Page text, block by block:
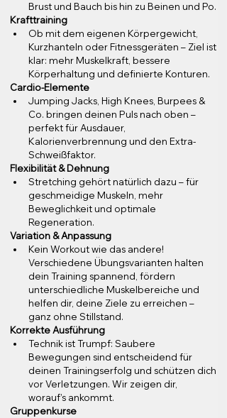
Brust und Bauch bis hin zu Beinen und Po.
Krafttraining
Ob mit dem eigenen Körpergewicht,
Kurzhanteln oder Fitnessgeräten – Ziel ist
klar: mehr Muskelkraft, bessere
Körperhaltung und definierte Konturen.
Cardio-Elemente
Jumping Jacks, High Knees, Burpees &
Co. bringen deinen Puls nach oben –
perfekt für Ausdauer,
Kalorienverbrennung und den Extra-
Schweißfaktor.
Flexibilität & Dehnung
Stretching gehört natürlich dazu – für
geschmeidige Muskeln, mehr
Beweglichkeit und optimale
Regeneration.
Variation & Anpassung
Kein Workout wie das andere!
Verschiedene Übungsvarianten halten
dein Training spannend, fördern
unterschiedliche Muskelbereiche und
helfen dir, deine Ziele zu erreichen –
ganz ohne Stillstand.
Korrekte Ausführung
Technik ist Trumpf: Saubere
Bewegungen sind entscheidend für
deinen Trainingserfolg und schützen dich
vor Verletzungen. Wir zeigen dir,
worauf’s ankommt.
Gruppenkurse